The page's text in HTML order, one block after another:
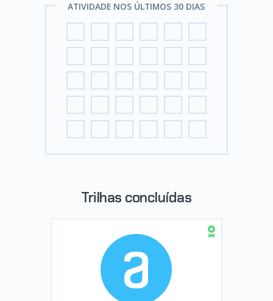
ATIVIDADE NOS ÚLTIMOS 30 DIAS
Trilhas concluídas